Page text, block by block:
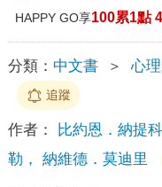
HAPPY GO享100累1點
分類： 中文書 ＞ 心
追蹤
作者：
比約恩．納提
勒， 納維德．莫迪里